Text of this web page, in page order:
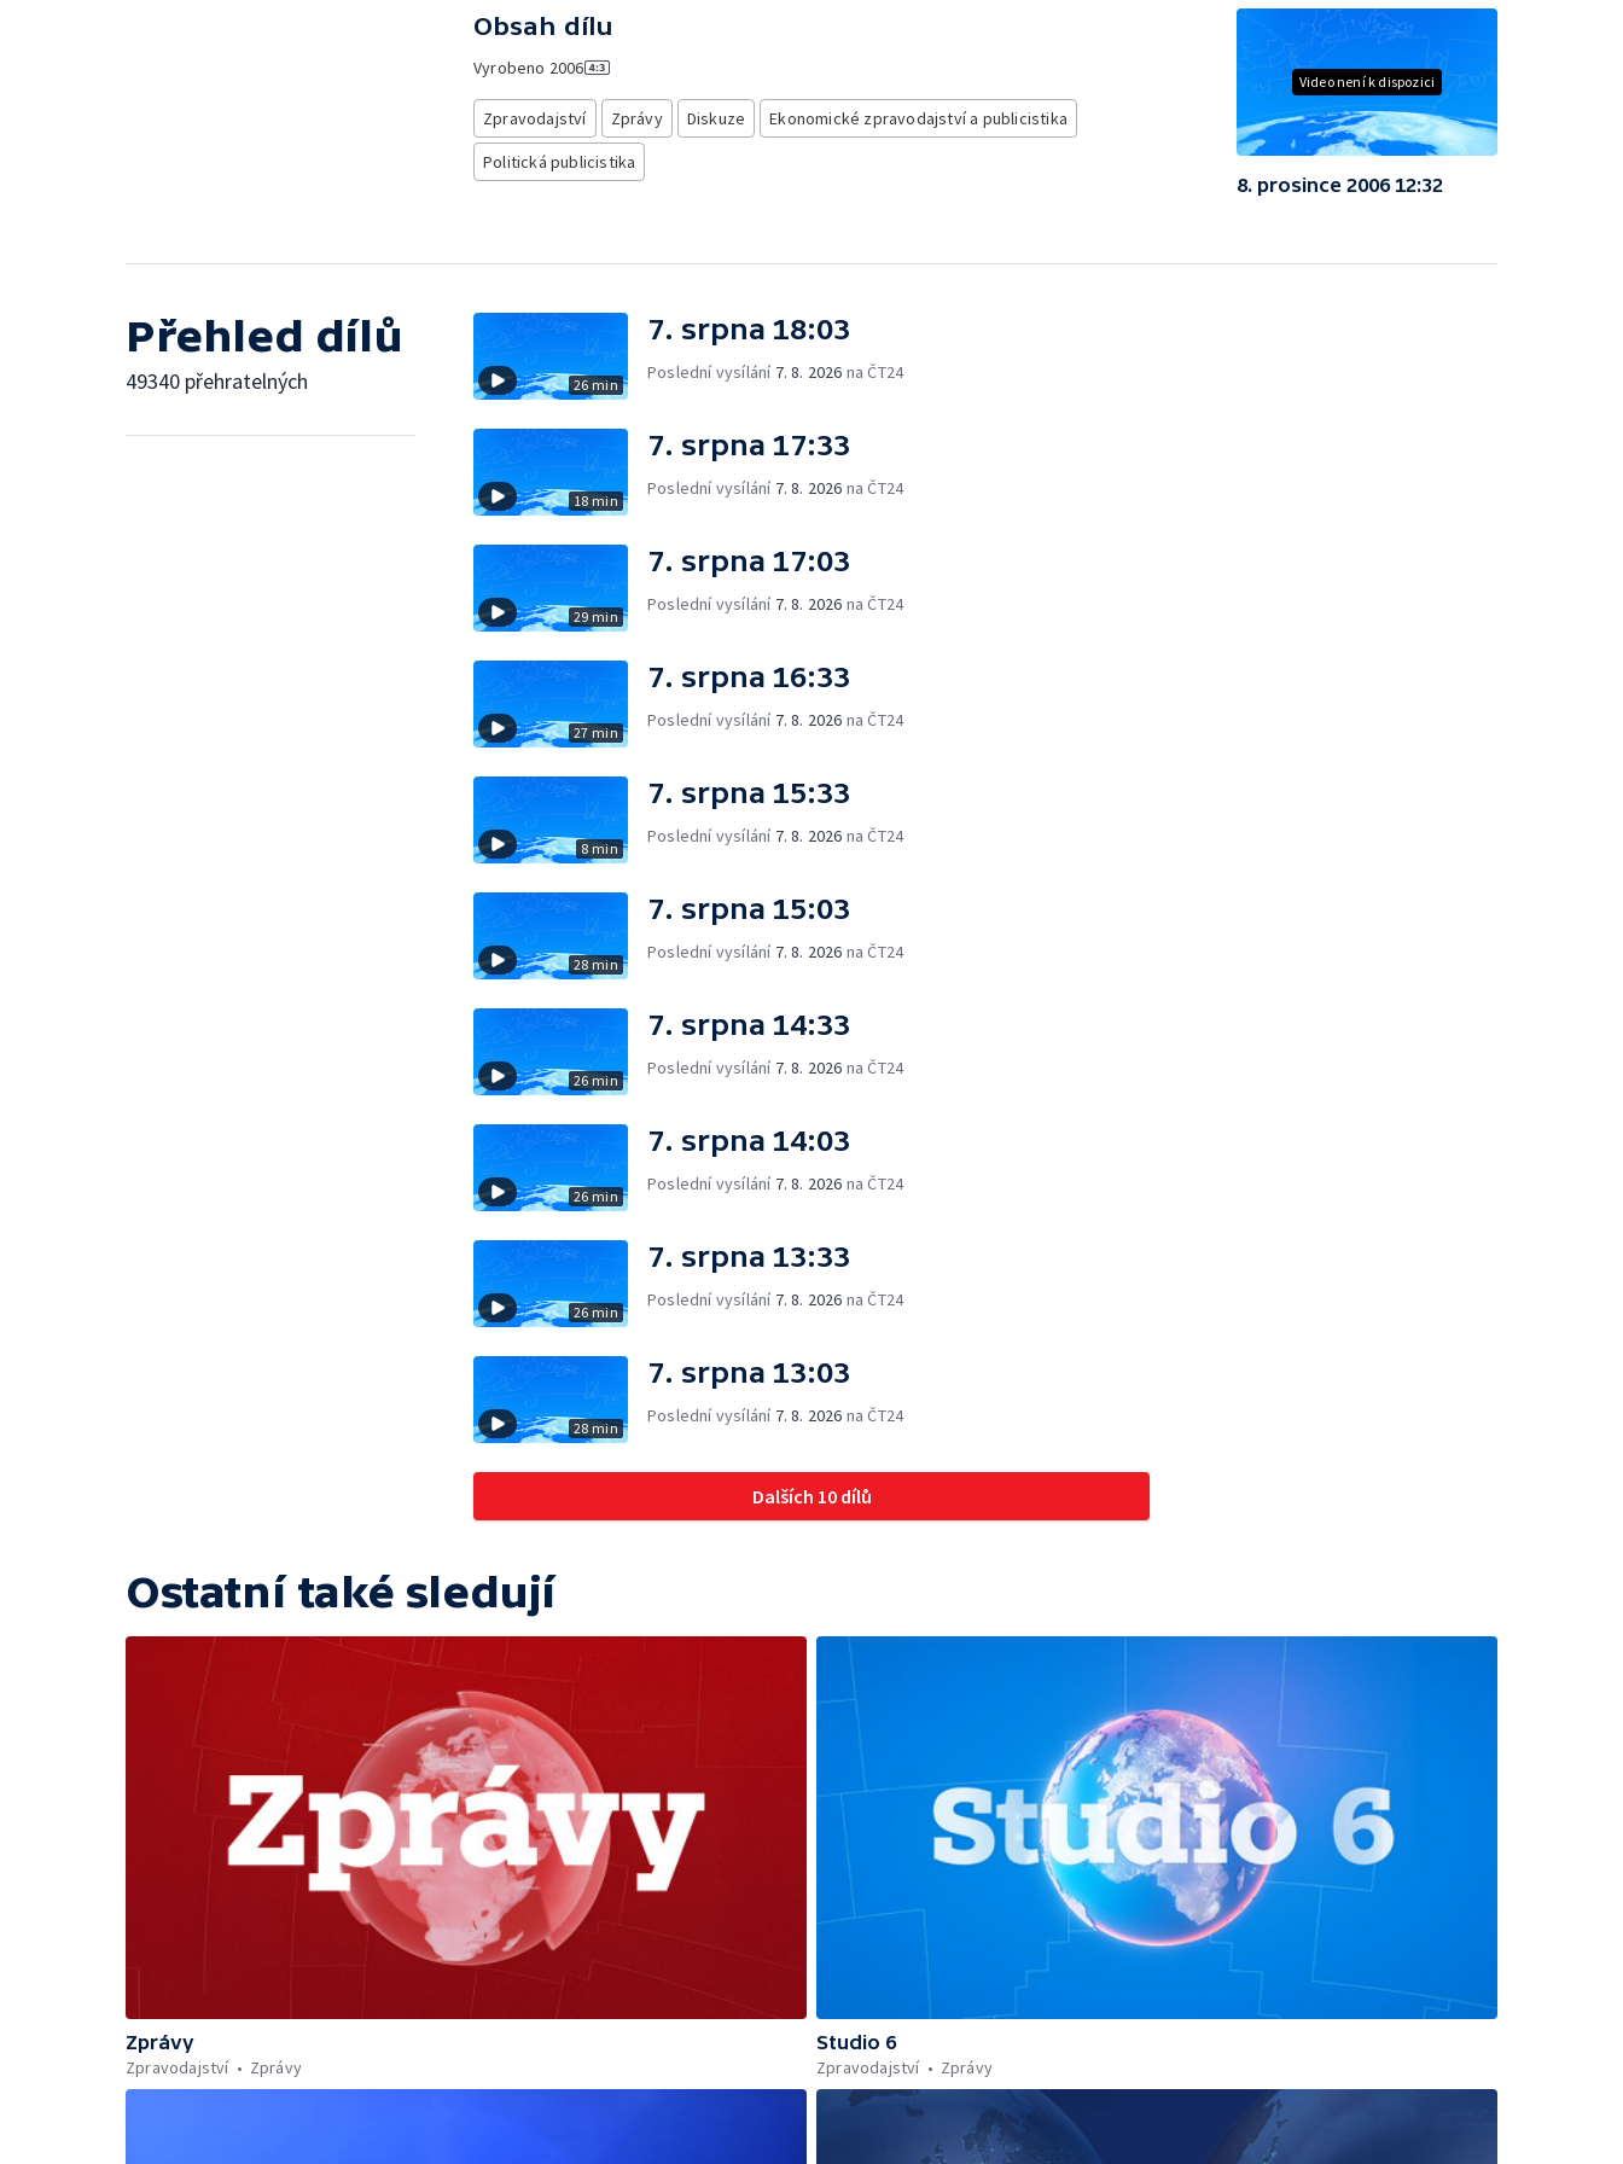
Obsah dílu
Vyrobeno 2006
Zpravodajství Zprávy Diskuze
Ekonomické zpravodajství a publicistika
Politická publicistika
Video není k dispozici
8. prosince 2006 12:32
Přehled dílů
49340 přehratelných 26 min
7. srpna 18:03
Poslední vysílání 7. 8. 2026 na ČT24
18 min
7. srpna 17:33
Poslední vysílání 7. 8. 2026 na ČT24
29 min
7. srpna 17:03
Poslední vysílání 7. 8. 2026 na ČT24
27 min
7. srpna 16:33
Poslední vysílání 7. 8. 2026 na ČT24
8 min
7. srpna 15:33
Poslední vysílání 7. 8. 2026 na ČT24
28 min
7. srpna 15:03
Poslední vysílání 7. 8. 2026 na ČT24
26 min
7. srpna 14:33
Poslední vysílání 7. 8. 2026 na ČT24
26 min
7. srpna 14:03
Poslední vysílání 7. 8. 2026 na ČT24
26 min
7. srpna 13:33
Poslední vysílání 7. 8. 2026 na ČT24
28 min
7. srpna 13:03
Poslední vysílání 7. 8. 2026 na ČT24
Dalších 10 dílů
Ostatní také sledují
Zprávy
Zpravodajství
Zprávy
Studio 6
Zpravodajství
Zprávy